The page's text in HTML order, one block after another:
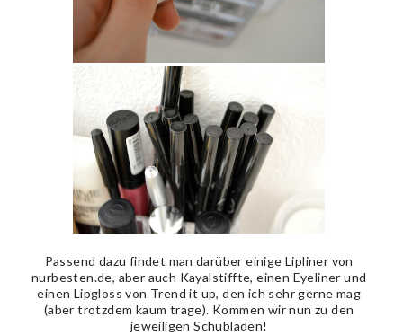
Passend dazu findet man darüber einige Lipliner von
nurbesten.de, aber auch Kayalstiffte, einen Eyeliner und
einen Lipgloss von Trend it up, den ich sehr gerne mag
(aber trotzdem kaum trage). Kommen wir nun zu den
jeweiligen Schubladen!